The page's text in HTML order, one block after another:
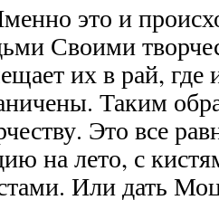
это и
Своими
их в рай,
Таким
Это все
на лето, с
Или дать